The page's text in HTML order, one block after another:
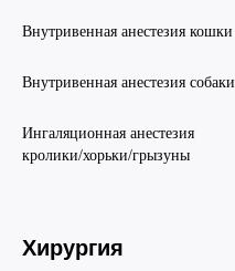
Внутривенная анестезия кошки
Внутривенная анестезия собаки
Ингаляционная анестезия
кролики/хорьки/грызуны
Хирургия